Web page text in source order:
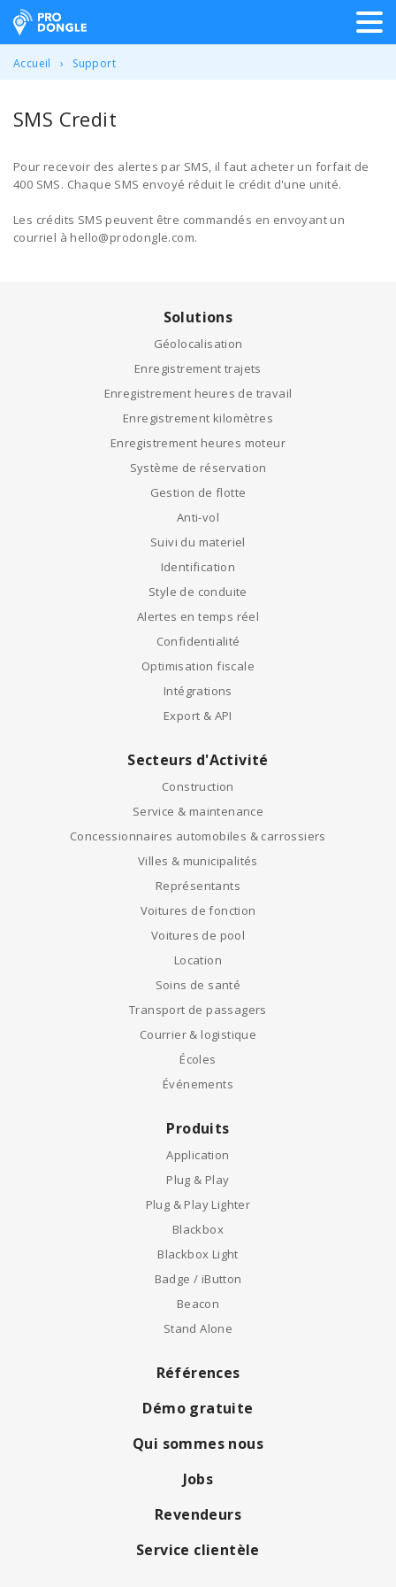
ProDongle Géolocalisation
Accueil Support
SMS Credit
Pour recevoir des alertes par SMS, il faut acheter un forfait de
400 SMS. Chaque SMS envoyé réduit le crédit d'une unité.
Les crédits SMS peuvent être commandés en envoyant un
courriel à hello@prodongle.com.
Solutions
Géolocalisation
Enregistrement trajets
Enregistrement heures de travail
Enregistrement kilomètres
Enregistrement heures moteur
Système de réservation
Gestion de flotte
Anti-vol
Suivi du materiel
Identification
Style de conduite
Alertes en temps réel
Confidentialité
Optimisation fiscale
Intégrations
Export & API
Secteurs d'Activité
Construction
Service & maintenance
Concessionnaires automobiles & carrossiers
Villes & municipalités
Représentants
Voitures de fonction
Voitures de pool
Location
Soins de santé
Transport de passagers
Courrier & logistique
Écoles
Événements
Produits
Application
Plug & Play
Plug & Play Lighter
Blackbox
Blackbox Light
Badge / iButton
Beacon
Stand Alone
Références
Démo gratuite
Qui sommes nous
Jobs
Revendeurs
Service clientèle